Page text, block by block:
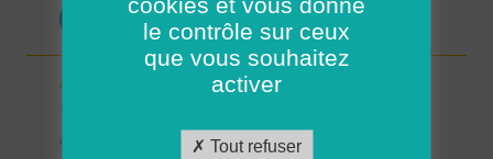
POSTULER
Aides à domicile emploi saisonnier (H/F)
le contrôle sur ceux
que vous souhaitez
activer
Tout refuser